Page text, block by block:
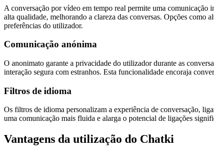
A conversação por vídeo em tempo real permite uma comunicação
alta qualidade, melhorando a clareza das conversas. Opções como
preferências do utilizador.
Comunicação anónima
O anonimato garante a privacidade do utilizador durante as
interação segura com estranhos. Esta funcionalidade encoraja
Filtros de idioma
Os filtros de idioma personalizam a experiência de conversação,
uma comunicação mais fluida e alarga o potencial de ligações
Vantagens da utilização do Chatki